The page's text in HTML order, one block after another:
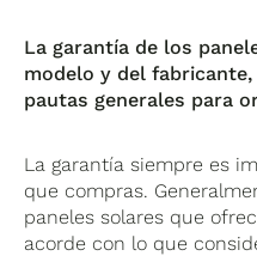
La garantía de los
modelo y del
pautas generales para
La garantía siempre es
que compras.
paneles solares que
acorde con lo que